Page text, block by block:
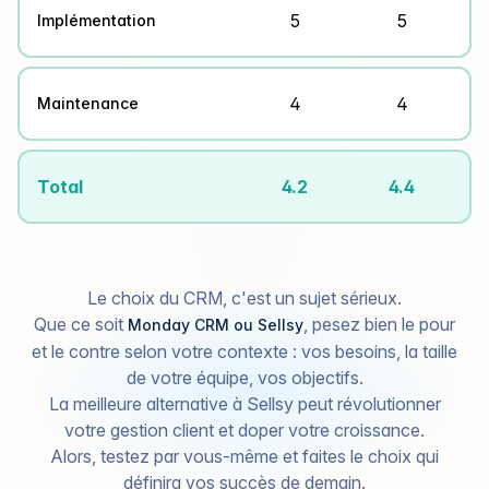
Implémentation 5 5
Maintenance 4 4
Total 4.2 4.4
Le choix du CRM, c'est un sujet sérieux.
Que ce soit Monday CRM ou Sellsy, pesez bien le pour
et le contre selon votre contexte : vos besoins, la taille
de votre équipe, vos objectifs.
La meilleure alternative à Sellsy peut révolutionner
votre gestion client et doper votre croissance.
Alors, testez par vous-même et faites le choix qui
définira vos succès de demain.